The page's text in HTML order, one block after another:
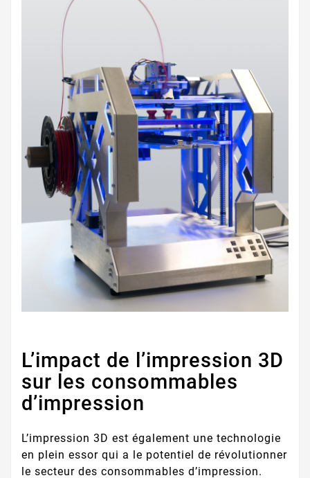
L’impact de l’impression 3D
sur les consommables
d’impression
L’impression 3D est également une technologie
en plein essor qui a le potentiel de révolutionner
le secteur des consommables d’impression.